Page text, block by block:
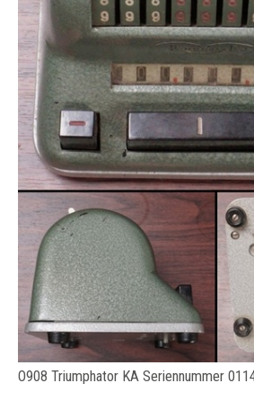
O908 Triumphator KA Seriennummer